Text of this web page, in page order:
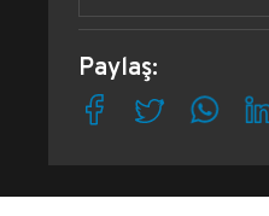
Paylaş: